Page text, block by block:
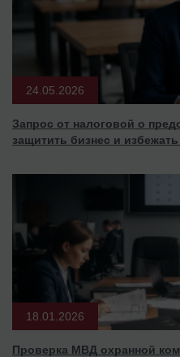
24.05.2026
Запрос от налоговой о
защитить бизнес и
18.01.2026
Проверка МВД охранной